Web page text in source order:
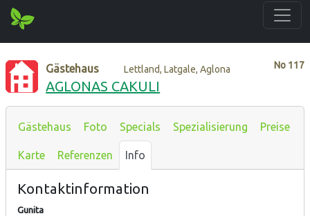
No 117
Gästehaus Lettland, Latgale, Aglona
AGLONAS CAKULI
Gästehaus Foto Specials Spezialisierung Preise
Karte Referenzen Info
Kontaktinformation
Gunita